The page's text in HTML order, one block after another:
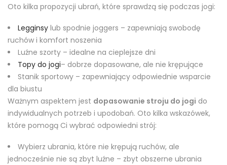
Oto kilka propozycji ubrań, które sprawdzą się podczas jogi:
Legginsy lub spodnie joggers – zapewniają swobodę
ruchów i komfort noszenia
Luźne szorty – idealne na cieplejsze dni
Topy do jogi– dobrze dopasowane, ale nie krępujące
Stanik sportowy – zapewniający odpowiednie wsparcie
dla biustu
Ważnym aspektem jest dopasowanie stroju do jogi do
indywidualnych potrzeb i upodobań. Oto kilka wskazówek,
które pomogą Ci wybrać odpowiedni strój:
Wybierz ubrania, które nie krępują ruchów, ale
jednocześnie nie są zbyt luźne – zbyt obszerne ubrania